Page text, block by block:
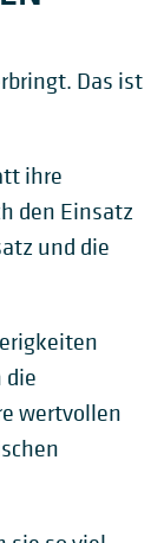
Das ist
ihre
den Einsatz
und die
die
wertvollen